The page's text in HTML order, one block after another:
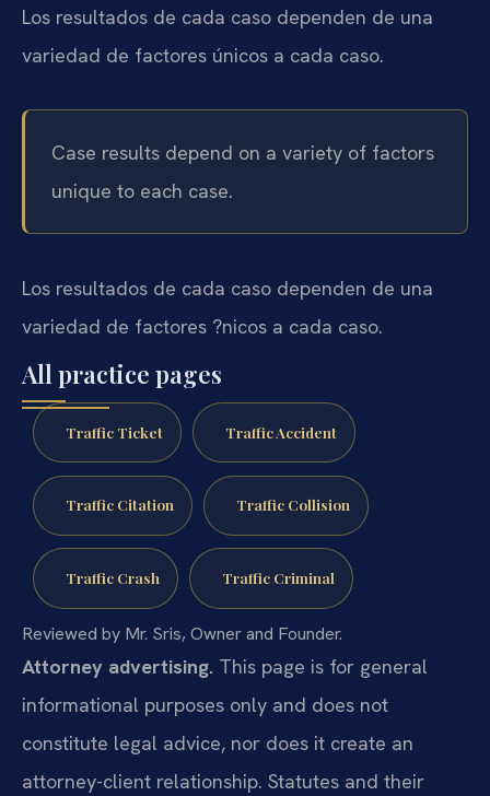
Los resultados de cada caso dependen de una
variedad de factores únicos a cada caso.
Case results depend on a variety of factors
unique to each case.
Los resultados de cada caso dependen de una
variedad de factores ?nicos a cada caso.
All practice pages
Traffic Ticket Traffic Accident
Traffic Citation Traffic Collision
Traffic Crash Traffic Criminal
Reviewed by Mr. Sris, Owner and Founder.
Attorney advertising. This page is for general
informational purposes only and does not
constitute legal advice, nor does it create an
attorney-client relationship. Statutes and their